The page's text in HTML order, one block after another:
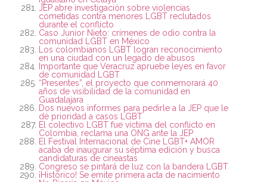
JEP abre investigación sobre violencias
cometidas contra menores LGBT reclutados
durante el conflicto
Caso Junior Nieto: crímenes de odio contra la
comunidad LGBT en México
Los colombianos LGBT logran reconocimiento
en una ciudad con un legado de abusos
Importante que Veracruz apruebe leyes en favor
de comunidad LGBT
“Presentes”, el proyecto que conmemorará 40
años de visibilidad de la comunidad en
Guadalajara
Dos nuevos informes para pedirle a la JEP que le
dé prioridad a casos LGBT
El colectivo LGBT fue víctima del conflicto en
Colombia, reclama una ONG ante la JEP
El Festival Internacional de Cine LGBT+ AMOR
acaba de inaugurar su séptima edición y busca
candidaturas de cineastas
Congreso se pintará de luz con la bandera LGBT
¡Histórico! Se emite primera acta de nacimiento